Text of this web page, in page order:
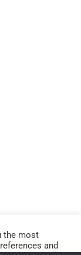
Cash
the most
and